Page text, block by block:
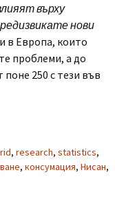
върху
нови
в Европа, които
проблеми, а до
поне 250 с тези във
, research, statistics,
, консумация, Нисан,